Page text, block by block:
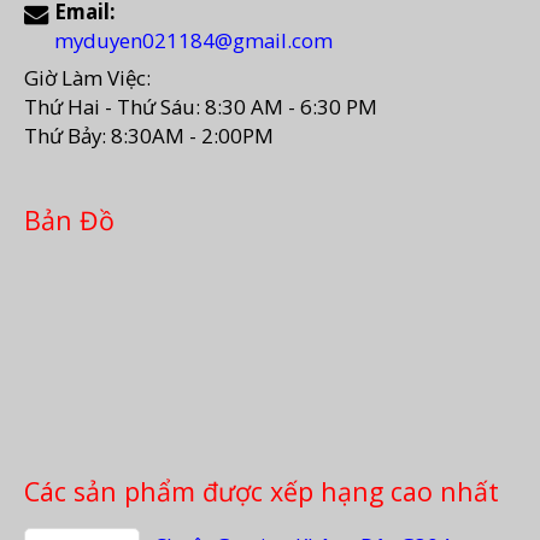
Email:
myduyen021184@gmail.com
Giờ Làm Việc:
Thứ Hai - Thứ Sáu: 8:30 AM - 6:30 PM
Thứ Bảy: 8:30AM - 2:00PM
Bản Đồ
Các sản phẩm được xếp hạng cao nhất